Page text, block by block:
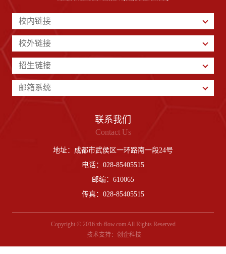
校内链接
校外链接
招生链接
邮箱系统
联系我们
Contact Us
地址：成都市武侯区一环路南一段24号
电话：028-85405515
邮编：610065
传真：028-85405515
Copyright © 2016 zh-flow.com All Rights Reserved
技术支持： 创企科技